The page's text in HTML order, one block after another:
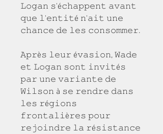
𝙻𝚘𝚐𝚊𝚗 𝚜'é𝚌𝚑𝚊𝚙𝚙𝚎𝚗𝚝 𝚊𝚟𝚊𝚗𝚝
𝚚𝚞𝚎 𝚕'𝚎𝚗𝚝𝚒𝚝é 𝚗'𝚊𝚒𝚝 𝚞𝚗𝚎
𝚌𝚑𝚊𝚗𝚌𝚎 𝚍𝚎 𝚕𝚎𝚜 𝚌𝚘𝚗𝚜𝚘𝚖𝚖𝚎𝚛.
𝙰𝚙𝚛è𝚜 𝚕𝚎𝚞𝚛 é𝚟𝚊𝚜𝚒𝚘𝚗, 𝚆𝚊𝚍𝚎
𝚎𝚝 𝙻𝚘𝚐𝚊𝚗 𝚜𝚘𝚗𝚝 𝚒𝚗𝚟𝚒𝚝é𝚜
𝚙𝚊𝚛 𝚞𝚗𝚎 𝚟𝚊𝚛𝚒𝚊𝚗𝚝𝚎 𝚍𝚎
𝚆𝚒𝚕𝚜𝚘𝚗 à 𝚜𝚎 𝚛𝚎𝚗𝚍𝚛𝚎 𝚍𝚊𝚗𝚜
𝚕𝚎𝚜 𝚛é𝚐𝚒𝚘𝚗𝚜
𝚏𝚛𝚘𝚗𝚝𝚊𝚕𝚒è𝚛𝚎𝚜 𝚙𝚘𝚞𝚛
𝚛𝚎𝚓𝚘𝚒𝚗𝚍𝚛𝚎 𝚕𝚊 𝚛é𝚜𝚒𝚜𝚝𝚊𝚗𝚌𝚎